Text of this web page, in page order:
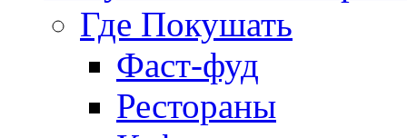
Где Покушать
Фаст-фуд
Рестораны